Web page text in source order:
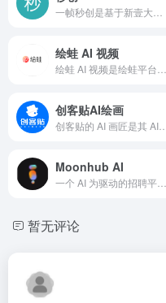
绘蛙 AI 视频
创客贴AI绘画
Moonhub AI
暂无评论